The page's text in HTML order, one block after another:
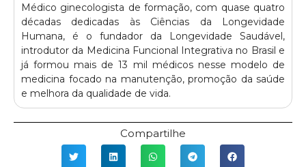
Médico ginecologista de formação, com quase quatro
décadas dedicadas às Ciências da Longevidade
Humana, é o fundador da Longevidade Saudável,
introdutor da Medicina Funcional Integrativa no Brasil e
já formou mais de 13 mil médicos nesse modelo de
medicina focado na manutenção, promoção da saúde
e melhora da qualidade de vida.
Compartilhe